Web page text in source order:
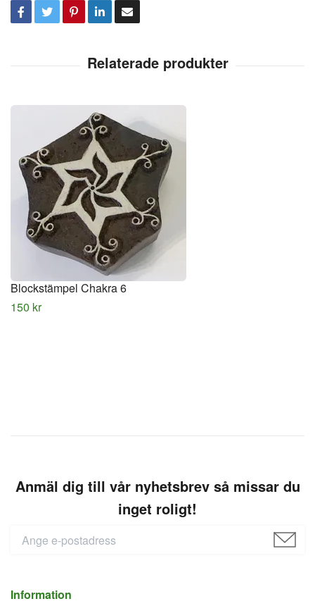
Blockstämpel Chakra 6
150 kr
Anmäl dig till vår nyhetsbrev så missar du
inget roligt!
Information